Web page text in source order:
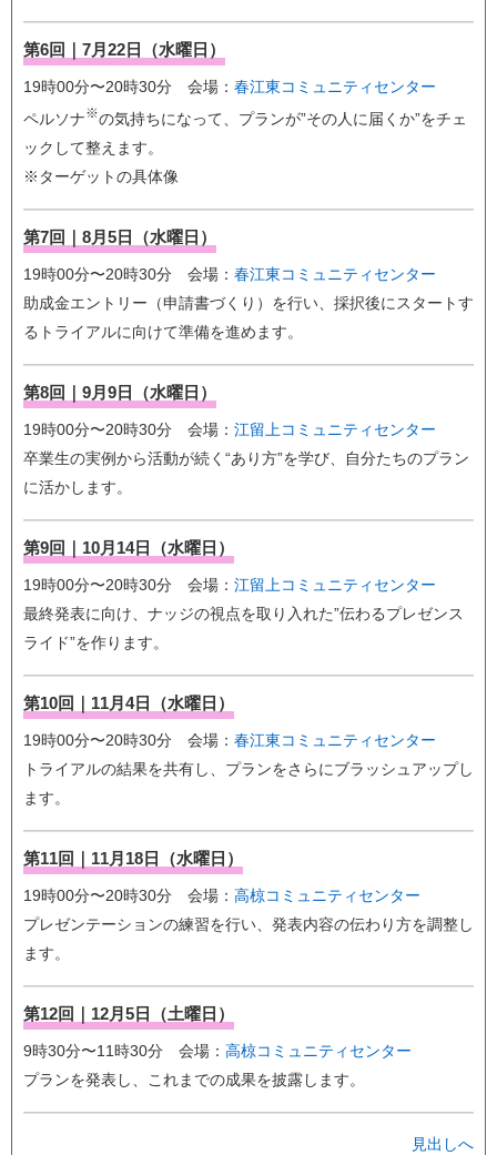
第6回｜7月22日（水曜日）
19時00分〜20時30分 会場： 春江東コミュニティセンター
ペルソナ※の気持ちになって、プランが”その人に届くか”をチェ
ックして整えます。
※ターゲットの具体像
第7回｜8月5日（水曜日）
19時00分〜20時30分 会場： 春江東コミュニティセンター
助成金エントリー（申請書づくり）を行い、採択後にスタートす
るトライアルに向けて準備を進めます。
第8回｜9月9日（水曜日）
19時00分〜20時30分 会場： 江留上コミュニティセンター
卒業生の実例から活動が続く“あり方”を学び、自分たちのプラン
に活かします。
第9回｜10月14日（水曜日）
19時00分〜20時30分 会場： 江留上コミュニティセンター
最終発表に向け、ナッジの視点を取り入れた”伝わるプレゼンス
ライド”を作ります。
第10回｜11月4日（水曜日）
19時00分〜20時30分 会場： 春江東コミュニティセンター
トライアルの結果を共有し、プランをさらにブラッシュアップし
ます。
第11回｜11月18日（水曜日）
19時00分〜20時30分 会場： 高椋コミュニティセンター
プレゼンテーションの練習を行い、発表内容の伝わり方を調整し
ます。
第12回｜12月5日（土曜日）
9時30分〜11時30分 会場： 高椋コミュニティセンター
プランを発表し、これまでの成果を披露します。
見出しへ